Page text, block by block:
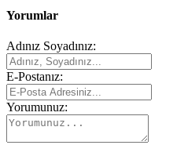
Yorumlar
Adınız Soyadınız:
E-Postanız:
Yorumunuz: